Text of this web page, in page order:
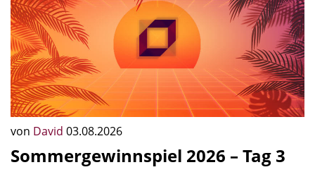
von David 03.08.2026
Sommergewinnspiel 2026 – Tag 3